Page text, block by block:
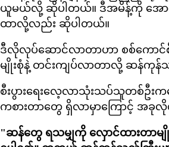
ယူမယ်လို့ ဆိုပါတယ်။ ဒီအမိန့်ကို အေ
ထာလို့လည်း ဆိုပါတယ်။
ဒီလိုလုပ်ဆောင်လာတာဟာ စစ်ကော
မျိုးစုံနဲ့ တင်းကျပ်လာတာလို့ ဆန်ကုန်
စီးပွားရေးလေ့လာသုံးသပ်သူတစ်ဦးကတ
ကစားတာတွေ ရှိလာမှာကြောင့် အခု
"ဆန်တွေ ရသမျှကို လှောင်ထားတာမ